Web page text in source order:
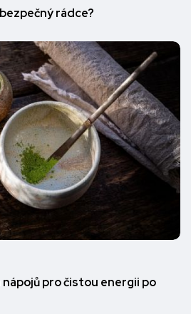
rádce?
pro čistou energii po